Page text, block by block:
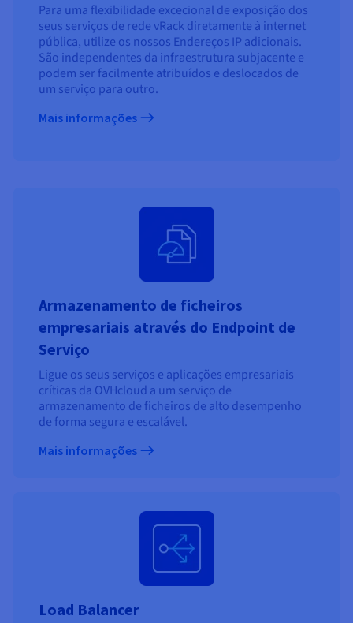
Para uma flexibilidade excecional de exposição dos
seus serviços de rede vRack diretamente à internet
pública, utilize os nossos Endereços IP adicionais.
São independentes da infraestrutura subjacente e
podem ser facilmente atribuídos e deslocados de
um serviço para outro.
Mais informações
Armazenamento de ficheiros
empresariais através do Endpoint de
Serviço
Ligue os seus serviços e aplicações empresariais
críticas da OVHcloud a um serviço de
armazenamento de ficheiros de alto desempenho
de forma segura e escalável.
Mais informações
Load Balancer